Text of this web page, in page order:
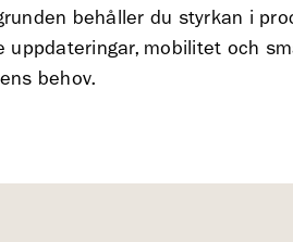
behåller du styrkan i
uppdateringar, mobilitet och
behov.